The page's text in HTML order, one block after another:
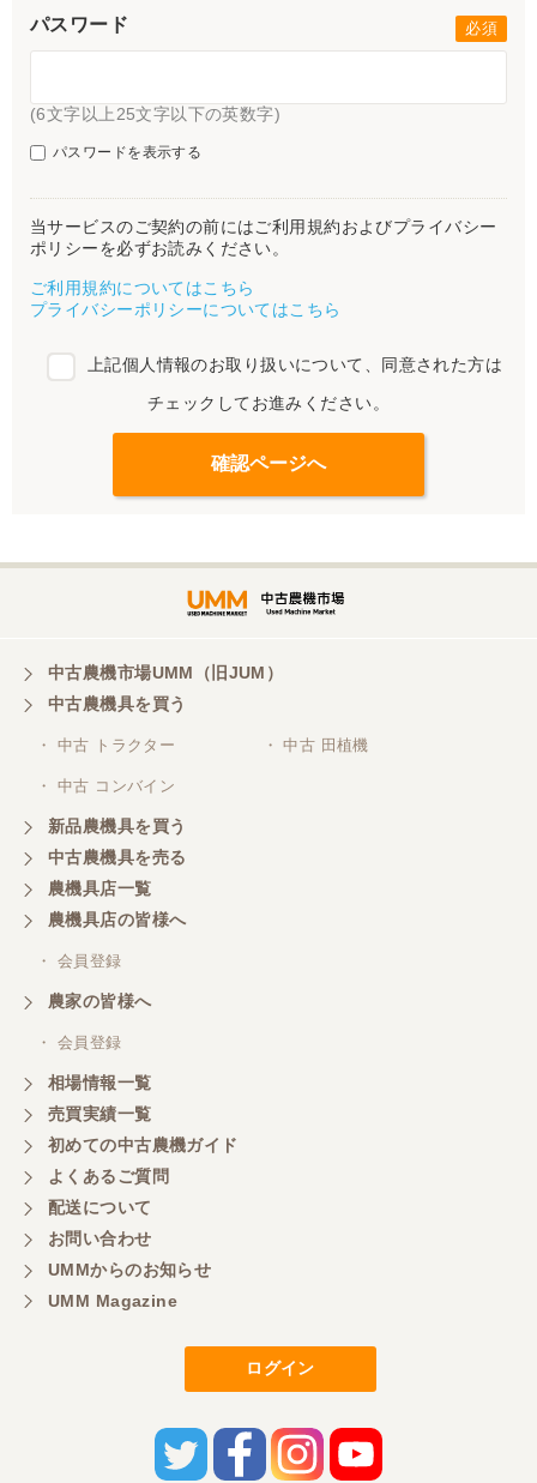
パスワード
(6文字以上25文字以下の英数字)
パスワードを表示する
当サービスのご契約の前にはご利用規約およびプライバシー
ポリシーを必ずお読みください。
ご利用規約についてはこちら
プライバシーポリシーについてはこちら
上記個人情報のお取り扱いについて、同意された方は
チェックしてお進みください。
中古農機市場UMM（旧JUM）
中古農機具を買う
・ 中古 トラクター ・ 中古 田植機
・ 中古 コンバイン
新品農機具を買う
中古農機具を売る
農機具店一覧
農機具店の皆様へ
・ 会員登録
農家の皆様へ
・ 会員登録
相場情報一覧
売買実績一覧
初めての中古農機ガイド
よくあるご質問
配送について
お問い合わせ
UMMからのお知らせ
UMM Magazine
ログイン